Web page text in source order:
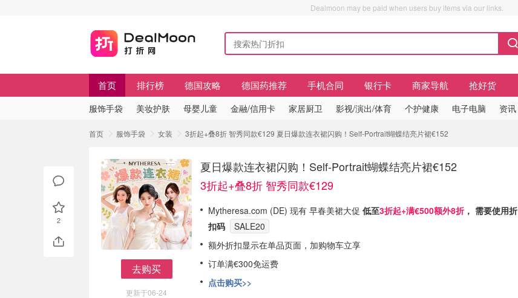
Dealmoon may be paid when users buy items via our links.
首页 排行榜 德国攻略 德国药推荐 手机合同 银行卡 商家导航 抢好货
服饰手袋 美妆护肤 母婴儿童 金融/信用卡 家居厨卫 影视/演出/体育 个护健康 电子电脑 资讯
首页 服饰手袋 女装 3折起+叠8折 智秀同款€129 夏日爆款连衣裙闪购！Self-Portrait蝴蝶结亮片裙€152
去购买
更新于06-24
夏日爆款连衣裙闪购！Self-Portrait蝴蝶结亮片裙€152
3折起+叠8折 智秀同款€129
Mytheresa.com (DE) 现有 早春美裙大促 低至3折起+满€500额外8折 ， 需要使用折
扣码
SALE20
额外折扣显示在单品页面，加购物车立享
订单满€300免运费
点击购买>>
2